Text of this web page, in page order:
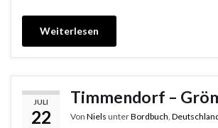
Weiterlesen
JULI
22
Timmendorf –
Von Niels unterBordbuch